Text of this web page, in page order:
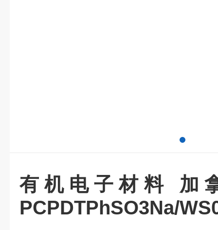
有机电子材料 加
PCPDTPhSO3Na/